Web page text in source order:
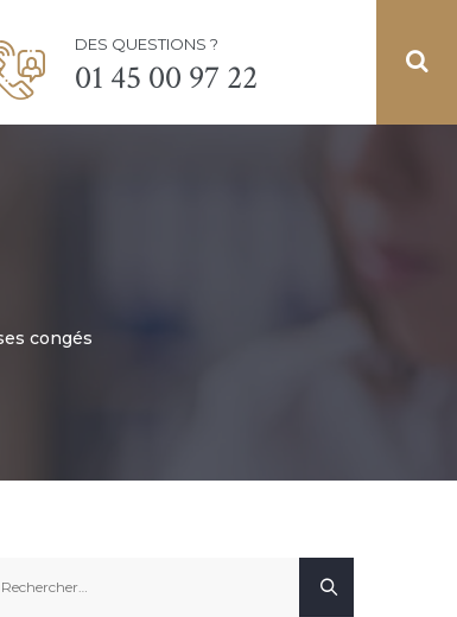
DES QUESTIONS ?
01 45 00 97 22
congés